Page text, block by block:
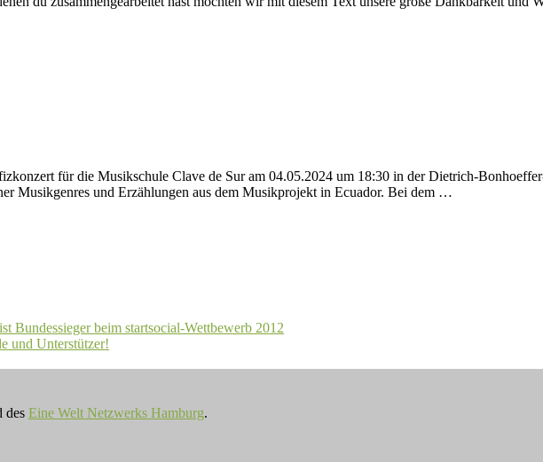
für die Musikschule Clave de Sur am 04.05.2024 um 18:30 in der Dietrich-
Musikgenres und Erzählungen aus dem Musikprojekt in Ecuador. Bei dem …
Bundessieger beim startsocial-Wettbewerb 2012
und Unterstützer!
des Eine Welt Netzwerks Hamburg.